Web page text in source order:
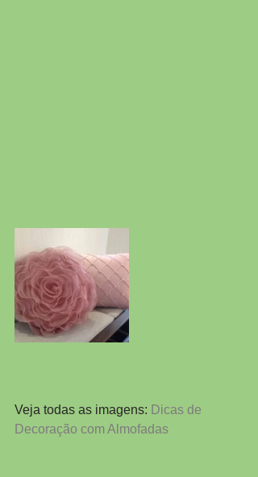
Veja todas as imagens: Dicas de
Decoração com Almofadas